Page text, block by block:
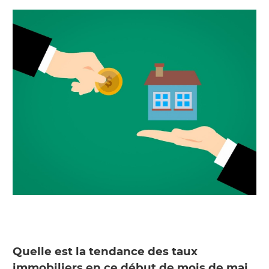
Quelle est la tendance des taux